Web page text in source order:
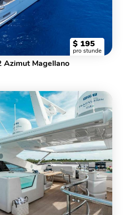
$ 195
pro stunde
Azimut Magellano